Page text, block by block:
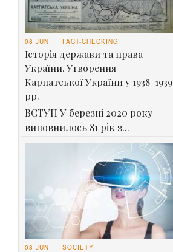
08 JUN FACT-CHECKING
Історія держави та права
України. Утворення
Карпатської України у 1938-1939
рр.
ВСТУП У березні 2020 року
виповнилось 81 рік з...
08 JUN SOCIETY